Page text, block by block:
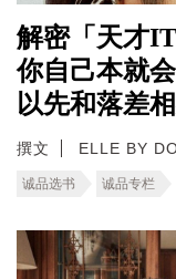
解密「天才
你自己本就
以先和落差
撰文 ELLE BY
诚品选书 诚品专栏